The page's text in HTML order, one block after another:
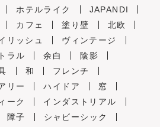
ホテルライク
JAPANDI
カフェ 塗り壁
北欧
リッシュ
ヴィンテージ
ラル 余白
陰影
和
フレンチ
リー ハイドア
窓
ーク
インダストリアル
障子
シャビーシック